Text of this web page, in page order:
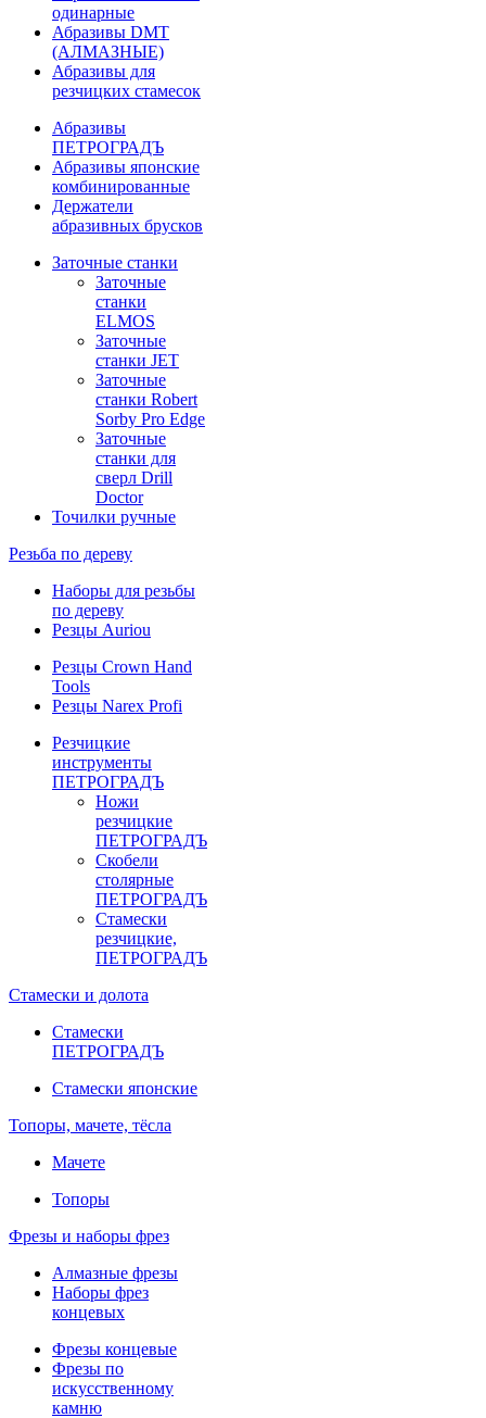
одинарные
Абразивы DMT
(АЛМАЗНЫЕ)
Абразивы для
резчицких стамесок
Абразивы
ПЕТРОГРАДЪ
Абразивы японские
комбинированные
Держатели
абразивных брусков
Заточные станки
Заточные
станки
ELMOS
Заточные
станки JET
Заточные
станки Robert
Sorby Pro Edge
Заточные
станки для
сверл Drill
Doctor
Точилки ручные
Резьба по дереву
Наборы для резьбы
по дереву
Резцы Auriou
Резцы Crown Hand
Tools
Резцы Narex Profi
Резчицкие
инструменты
ПЕТРОГРАДЪ
Ножи
резчицкие
ПЕТРОГРАДЪ
Скобели
столярные
ПЕТРОГРАДЪ
Стамески
резчицкие,
ПЕТРОГРАДЪ
Стамески и долота
Стамески
ПЕТРОГРАДЪ
Стамески японские
Топоры, мачете, тёсла
Мачете
Топоры
Фрезы и наборы фрез
Алмазные фрезы
Наборы фрез
концевых
Фрезы концевые
Фрезы по
искусственному
камню